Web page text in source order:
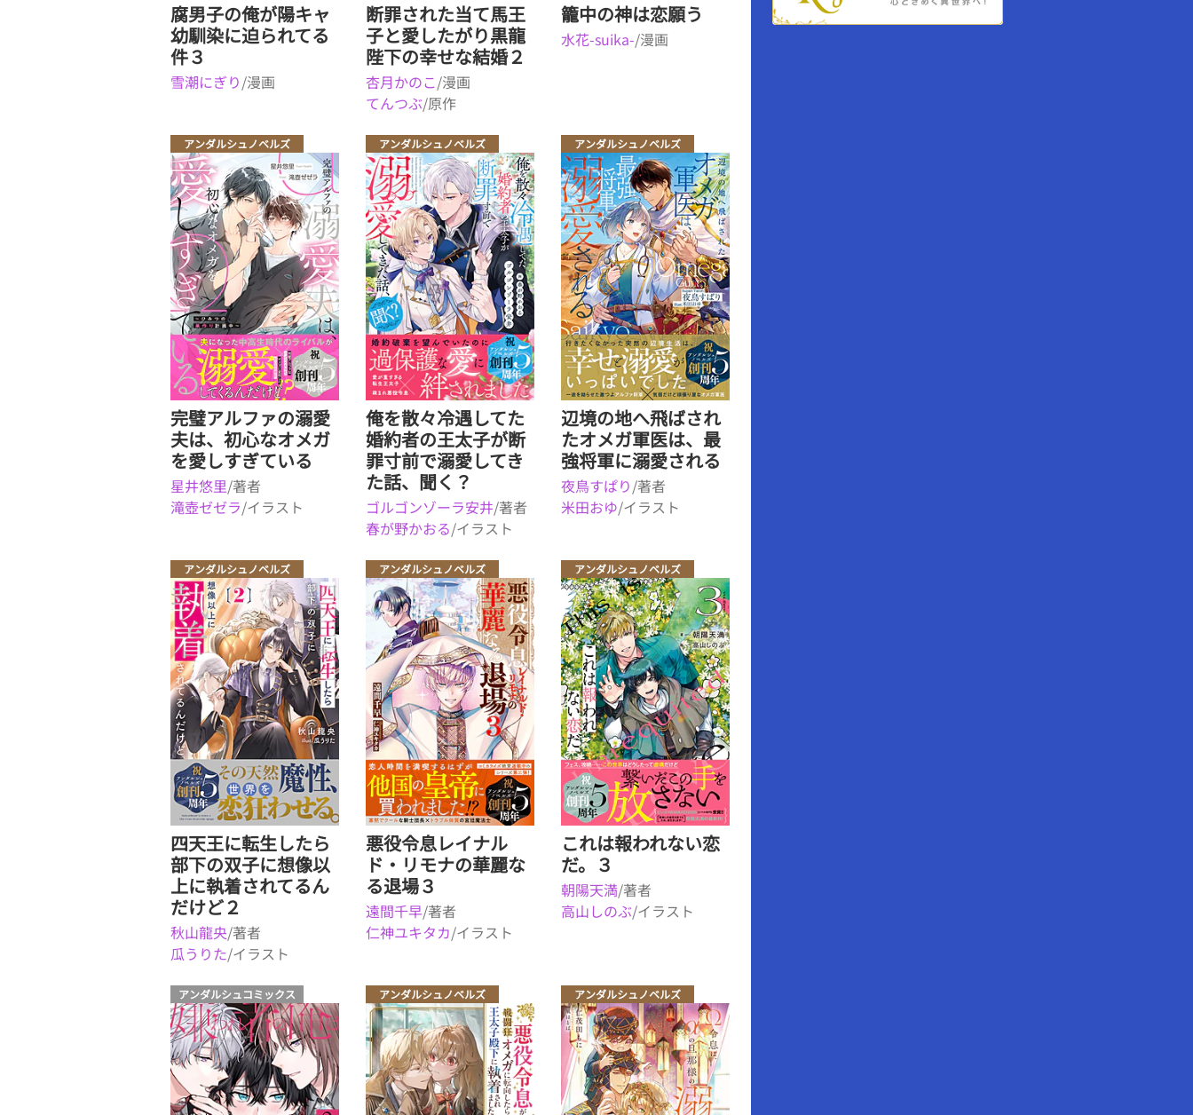
腐男子の俺が陽キャ
幼馴染に迫られてる
件３
雪潮にぎり/漫画
断罪された当て馬王
子と愛したがり黒龍
陛下の幸せな結婚２
杏月かのこ/漫画
てんつぶ/原作
籠中の神は恋願う
水花-suika-/漫画
アンダルシュノベルズ
完璧アルファの溺愛
夫は、初心なオメガ
を愛しすぎている
星井悠里/著者
滝壺ゼゼラ/イラスト
アンダルシュノベルズ
俺を散々冷遇してた
婚約者の王太子が断
罪寸前で溺愛してき
た話、聞く？
ゴルゴンゾーラ安井/著者
春が野かおる/イラスト
アンダルシュノベルズ
辺境の地へ飛ばされ
たオメガ軍医は、最
強将軍に溺愛される
夜鳥すぱり/著者
米田おゆ/イラスト
アンダルシュノベルズ
四天王に転生したら
部下の双子に想像以
上に執着されてるん
だけど２
秋山龍央/著者
瓜うりた/イラスト
アンダルシュノベルズ
悪役令息レイナル
ド・リモナの華麗な
る退場３
遠間千早/著者
仁神ユキタカ/イラスト
アンダルシュノベルズ
これは報われない恋
だ。３
朝陽天満/著者
高山しのぶ/イラスト
アンダルシュコミックス アンダルシュノベルズ アンダルシュノベルズ